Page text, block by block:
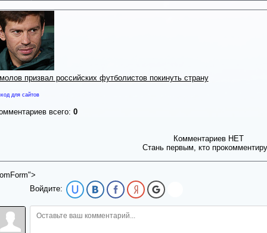
призвал российских футболистов покинуть страну
для сайтов
всего: 0
Комментариев НЕТ
Стань первым, кто
Войдите: